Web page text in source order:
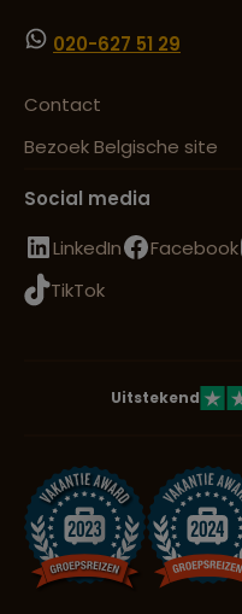
020-627 51 29
Contact
Bezoek Belgische site
Social media
LinkedIn
Facebook
TikTok
Uitstekend